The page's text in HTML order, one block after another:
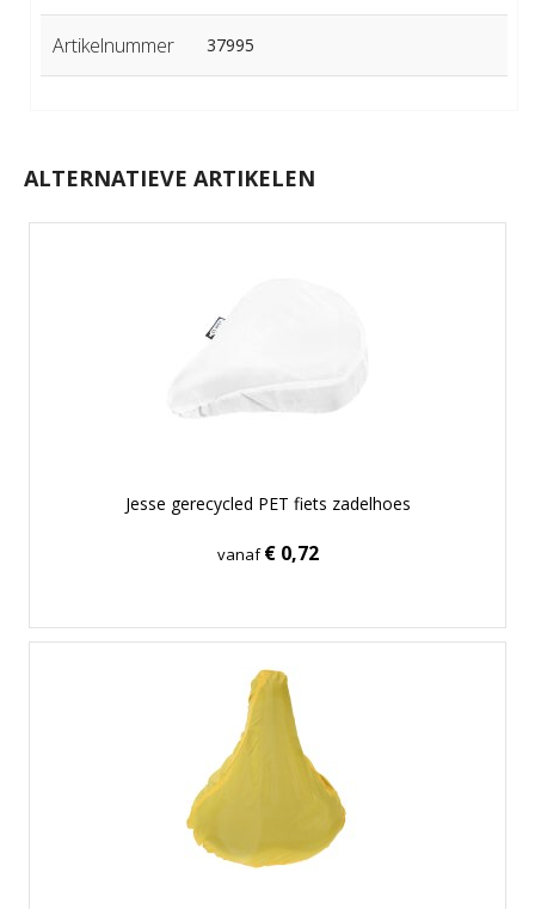
Artikelnummer 37995
ALTERNATIEVE ARTIKELEN
Jesse gerecycled PET fiets zadelhoes
vanaf€ 0,72